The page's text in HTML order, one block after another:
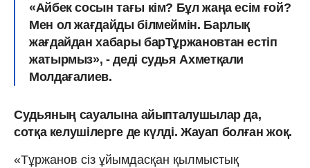
«Айбек сосын тағы кім? Бұл жаңа есім ғой?
Мен ол жағдайды білмеймін. Барлық
жағдайдан хабары барТұржановтан естіп
жатырмыз», - деді судья Ахметқали
Молдағалиев.
Судьяның сауалына айыпталушылар да,
сотқа келушілерге де күлді. Жауап болған жоқ.
«Тұржанов сіз ұйымдасқан қылмыстық